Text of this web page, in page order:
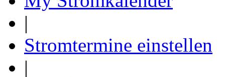
|
Stromtermine einstellen
|